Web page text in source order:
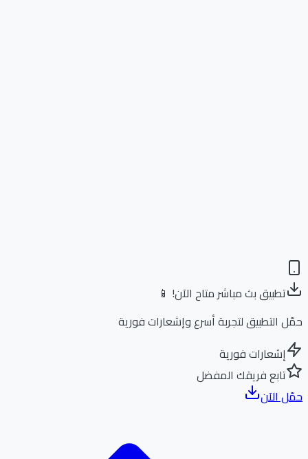
تطبيق بث مباشر متاح الآن! 📱
التطبيق لتجربة أسرع وإشعارات فورية
إشعارات فورية
تابع فريقك المفضل
الآن